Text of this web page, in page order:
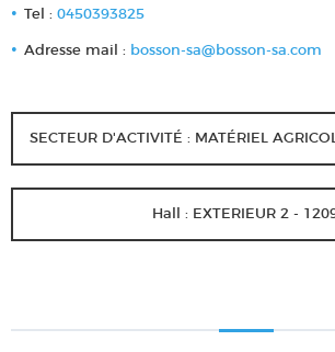
Tel : 0450393825
Adresse mail : bosson-sa@bosson-sa.com
SECTEUR D'ACTIVITÉ : MATÉRIEL
Hall : EXTERIEUR 2 -